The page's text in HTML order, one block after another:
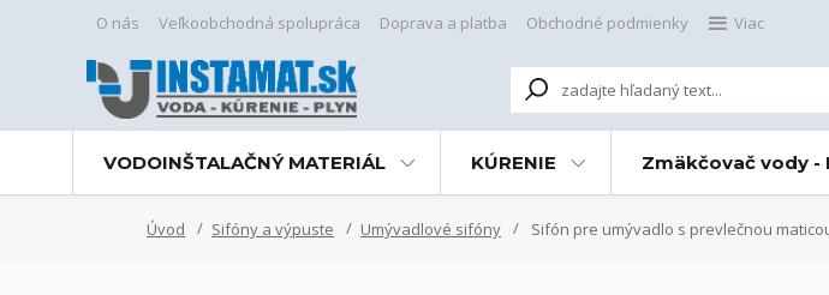
O nás Veľkoobchodná spolupráca Doprava a platba Obchodné podmienky Viac
VODOINŠTALAČNÝ MATERIÁL KÚRENIE Zmäkčovač vody -
Úvod Sifóny a výpuste Umývadlové sifóny Sifón pre umývadlo s prevlečnou